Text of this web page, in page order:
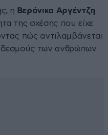
η Βερόνικα Αργέντζη
της σχέσης που είχε
πώς αντιλαμβάνεται
δεσμούς των ανθρώπων